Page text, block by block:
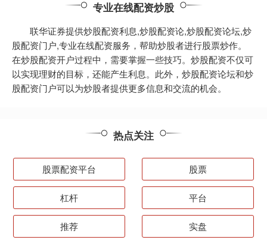
专业在线配资炒股
联华证券提供炒股配资利息,炒股配资论,炒股配资论坛,炒
股配资门户,专业在线配资服务，帮助炒股者进行股票炒作。
在炒股配资开户过程中，需要掌握一些技巧。炒股配资不仅可
以实现理财的目标，还能产生利息。此外，炒股配资论坛和炒
股配资门户可以为炒股者提供更多信息和交流的机会。
热点关注
股票配资平台 股票
杠杆 平台
推荐 实盘